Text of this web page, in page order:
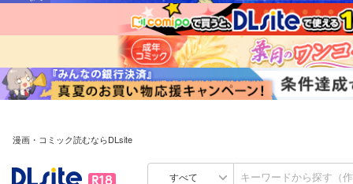
漫画・コミック読むならDLsite
すべて